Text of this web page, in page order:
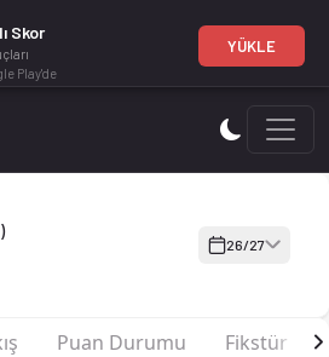
| NPL, Victoria, Kadınlar'de
26/27
Puan Durumu Fikstür
Skor
Play'de
YÜKLE